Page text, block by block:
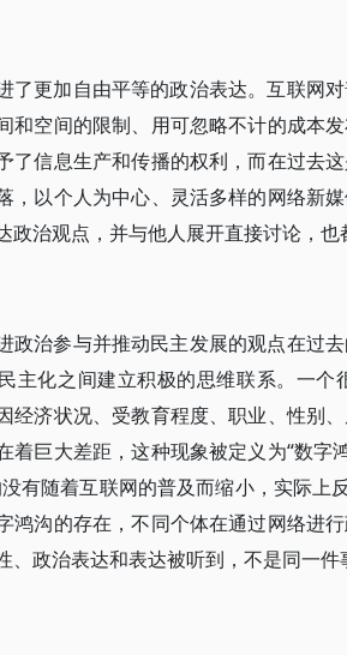
了更加自由平等的政治表达。互联网
和空间的限制、用可忽略不计的成本
了信息生产和传播的权利，而在过去
，以个人为中心、灵活多样的网络新
政治观点，并与他人展开直接讨论，也
政治参与并推动民主发展的观点在过
主化之间建立积极的思维联系。一
经济状况、受教育程度、职业、性别
着巨大差距，这种现象被定义为“数字
没有随着互联网的普及而缩小，实际
鸿沟的存在，不同个体在通过网络进
、政治表达和表达被听到，不是同一件